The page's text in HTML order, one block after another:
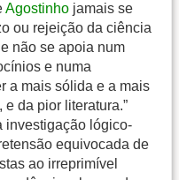
Agostinho jamais se
ou rejeição da ciência
não se apoia num
e numa
a mais sólida e a mais
da pior literatura.”
investigação lógico-
equivocada de
ao irreprimível